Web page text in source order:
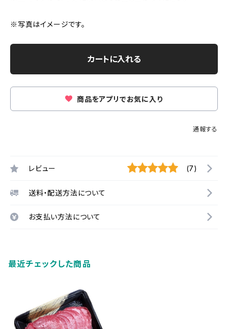
※写真はイメージです。
カートに入れる
商品をアプリでお気に入り
通報する
レビュー (7)
送料・配送方法について
お支払い方法について
最近チェックした商品